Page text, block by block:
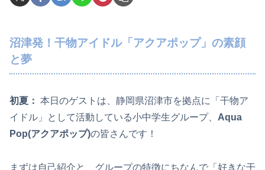
沼津発！干物アイドル「アクアポップ」の素顔
と夢
初夏： 本日のゲストは、静岡県沼津市を拠点に「干物ア
イドル」として活動している小中学生グループ、 Aqua
Pop(アクアポップ)の皆さんです！
まずは自己紹介と、グループの特徴にちなんで「好きな干